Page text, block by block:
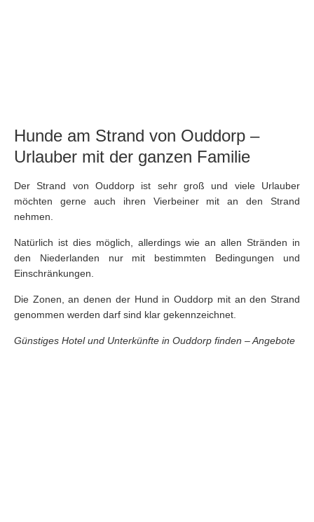
Hunde am Strand von Ouddorp –
Urlauber mit der ganzen Familie
Der Strand von Ouddorp ist sehr groß und viele Urlauber
möchten gerne auch ihren Vierbeiner mit an den Strand
nehmen.
Natürlich ist dies möglich, allerdings wie an allen Stränden in
den Niederlanden nur mit bestimmten Bedingungen und
Einschränkungen.
Die Zonen, an denen der Hund in Ouddorp mit an den Strand
genommen werden darf sind klar gekennzeichnet.
Günstiges Hotel und Unterkünfte in Ouddorp finden – Angebote